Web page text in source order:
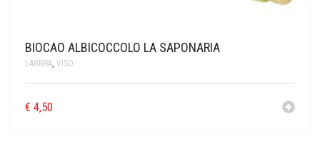
BIOCAO ALBICOCCOLO LA SAPONARIA
LABBRA, VISO
€ 4,50